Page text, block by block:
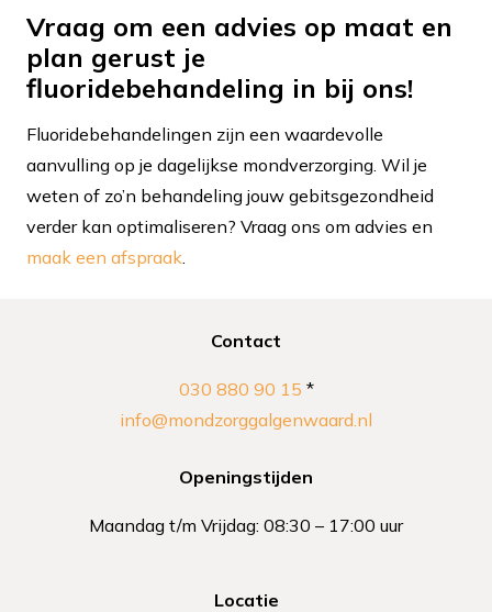
Vraag om een advies op maat en
plan gerust je
fluoridebehandeling in bij ons!
Fluoridebehandelingen zijn een waardevolle
aanvulling op je dagelijkse mondverzorging. Wil je
weten of zo’n behandeling jouw gebitsgezondheid
verder kan optimaliseren? Vraag ons om advies en
maak een afspraak
Contact
030 880 90 15 *
info@mondzorggalgenwaard.nl
Openingstijden
Maandag t/m Vrijdag: 08:30 – 17:00 uur
Locatie